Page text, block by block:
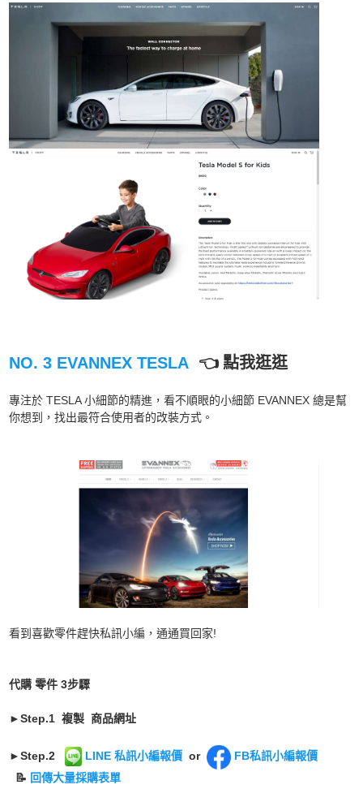
NO. 3 EVANNEX TESLA 👈 點我逛逛
專注於 TESLA 小細節的精進，看不順眼的小細節 EVANNEX 總是幫
你想到，找出最符合使用者的改裝方式。
看到喜歡零件趕快私訊小編，通通買回家!
代購 零件 3步驟
►Step.1 複製 商品網址
►Step.2 LINE 私訊小編報價 or
FB私訊小編報價
📝 回傳大量採購表單